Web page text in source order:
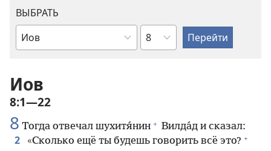
ВЫБРАТЬ
по
Библии
по
главам
Иов
8:1—22
8 Тогда отвечал шухитя́нин + Вилда́д и сказал:
2 «Сколько ещё ты будешь говорить всё это? +